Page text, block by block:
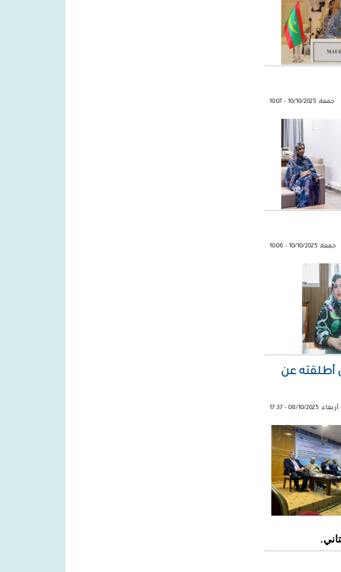
جمعة, 10/10/2025 - 10:07
جمعة, 10/10/2025 - 10:06
أطلقته عن
أربعاء, 08/10/2025 - 17:37